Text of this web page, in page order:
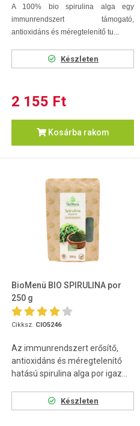
A 100% bio spirulina alga egy
immunrendszert támogató,
antioxidáns és méregtelenítő tu...
Készleten
2 155 Ft
Kosárba rakom
BioMenü BIO SPIRULINA por
250 g
Cikksz. CIO5246
Az immunrendszert erősítő,
antioxidáns és méregtelenítő
hatású spirulina alga por igaz...
Készleten